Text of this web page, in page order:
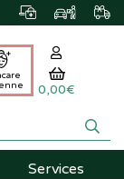
0,00€
Services